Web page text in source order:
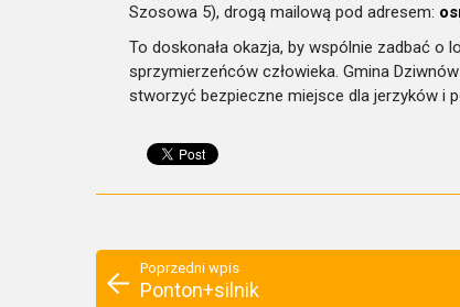
Szosowa 5), drogą mailową pod adresem:
To doskonała okazja, by wspólnie zadbać
sprzymierzeńców człowieka. Gmina
stworzyć bezpieczne miejsce dla jerzyków i
Poprzedni wpis
Ponton+silnik